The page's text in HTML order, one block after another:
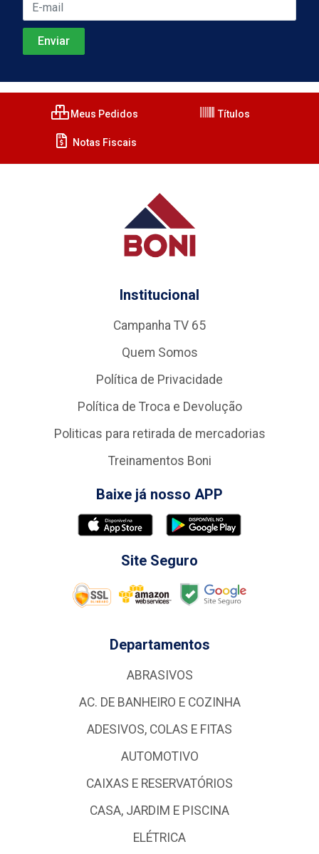
Meus Pedidos Títulos
Notas Fiscais
Institucional
Campanha TV 65
Quem Somos
Política de Privacidade
Política de Troca e Devolução
Politicas para retirada de mercadorias
Treinamentos Boni
Baixe já nosso APP
Site Seguro
Departamentos
ABRASIVOS
AC. DE BANHEIRO E COZINHA
ADESIVOS, COLAS E FITAS
AUTOMOTIVO
CAIXAS E RESERVATÓRIOS
CASA, JARDIM E PISCINA
ELÉTRICA